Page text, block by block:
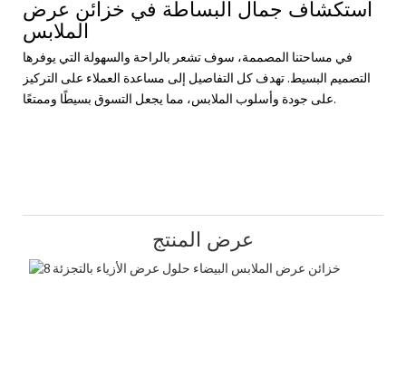
استكشاف جمال البساطة في خزائن عرض
الملابس
في مساحتنا المصممة، سوف تشعر بالراحة والسهولة التي يوفرها
التصميم البسيط. تهدف كل التفاصيل إلى مساعدة العملاء على التركيز
على جودة وأسلوب الملابس، مما يجعل التسوق بسيطًا وممتعًا.
عرض المنتج